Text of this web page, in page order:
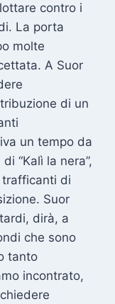
contro i
La porta
molte
A Suor
di un
un tempo da
“Kalì la nera”,
di
Suor
dirà, a
che sono
tanto
incontrato,